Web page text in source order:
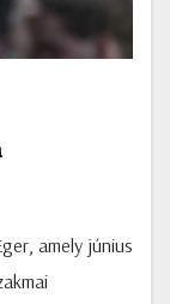
amely június